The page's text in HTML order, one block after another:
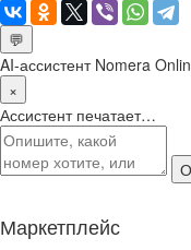
💬
AI-ассистент Nomera
×
Ассистент печатает…
Маркетплейс